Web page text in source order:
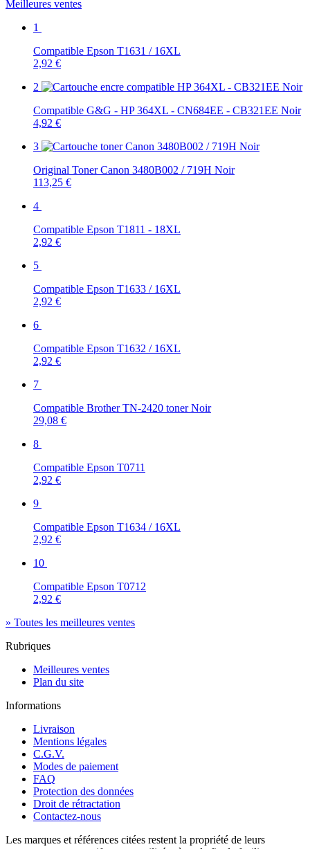
Meilleures ventes
1
Compatible Epson T1631 / 16XL
2,92 €
2
Compatible G&G - HP 364XL - CN684EE - CB321EE Noir
4,92 €
3
Original Toner Canon 3480B002 / 719H Noir
113,25 €
4
Compatible Epson T1811 - 18XL
2,92 €
5
Compatible Epson T1633 / 16XL
2,92 €
6
Compatible Epson T1632 / 16XL
2,92 €
7
Compatible Brother TN-2420 toner Noir
29,08 €
8
Compatible Epson T0711
2,92 €
9
Compatible Epson T1634 / 16XL
2,92 €
10
Compatible Epson T0712
2,92 €
» Toutes les meilleures ventes
Rubriques
Meilleures ventes
Plan du site
Informations
Livraison
Mentions légales
C.G.V.
Modes de paiement
FAQ
Protection des données
Droit de rétractation
Contactez-nous
Les marques et références citées restent la propriété de leurs